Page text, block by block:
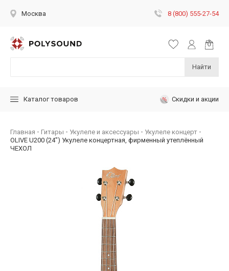
Москва 8 (800) 555-27-54
Найти
Каталог товаров Скидки и акции
Главная Гитары Укулеле и аксессуары
Укулеле концерт
OLIVE U200 (24") Укулеле концертная, фирменный утеплённый
ЧЕХОЛ